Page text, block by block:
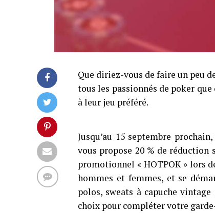
Que diriez-vous de faire un peu
tous les passionnés de poker
à leur jeu préféré.
Jusqu’au 15 septembre
vous propose 20 % de
promotionnel « HOTPOK » lors
hommes et femmes, et se
polos, sweats à capuche
choix pour compléter votre